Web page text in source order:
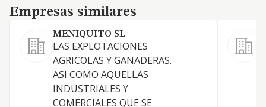
Empresas similares
Empresas similares
MENIQUITO SL
LAS EXPLOTACIONES
AGRICOLAS Y GANADERAS.
ASI COMO AQUELLAS
INDUSTRIALES Y
COMERCIALES QUE SE